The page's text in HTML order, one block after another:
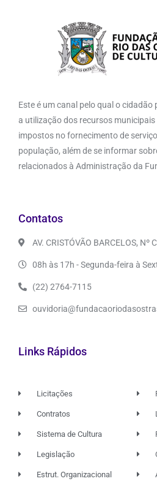
Este é um canal pelo qual o
a utilização dos recursos
impostos no fornecimento de
população, além de se informar
relacionados à Administração da
Contatos
AV. CRISTÓVÃO BARCELOS, Nº
08h às 17h - Segunda-feira à
(22) 2764-7115
Links Rápidos
Licitações
Contratos
Sistema de Cultura
Legislação
Estrut. Organizacional